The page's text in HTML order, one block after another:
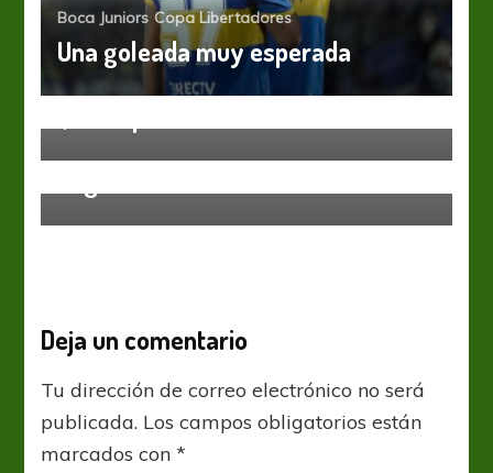
Boca Juniors Copa Libertadores
Una goleada muy esperada
Banfield Liga Profesional
Deja un comentario
Tu dirección de correo electrónico no será
publicada. Los campos obligatorios están
marcados con*